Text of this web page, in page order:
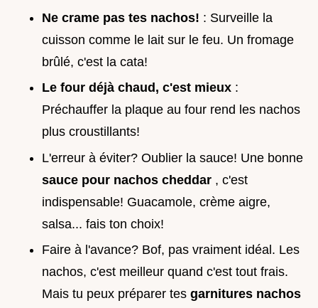
Ne crame pas tes nachos! : Surveille la
cuisson comme le lait sur le feu. Un fromage
brûlé, c'est la cata!
Le four déjà chaud, c'est mieux :
Préchauffer la plaque au four rend les nachos
plus croustillants!
L'erreur à éviter? Oublier la sauce! Une bonne
sauce pour nachos cheddar , c'est
indispensable! Guacamole, crème aigre,
salsa... fais ton choix!
Faire à l'avance? Bof, pas vraiment idéal. Les
nachos, c'est meilleur quand c'est tout frais.
Mais tu peux préparer tes garnitures nachos